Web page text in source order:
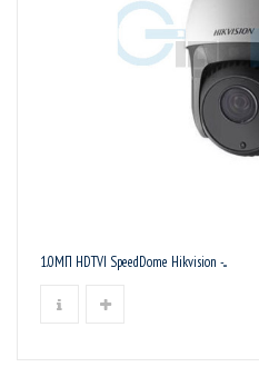
1.0МП HDTVI SpeedDome Hikvision -...